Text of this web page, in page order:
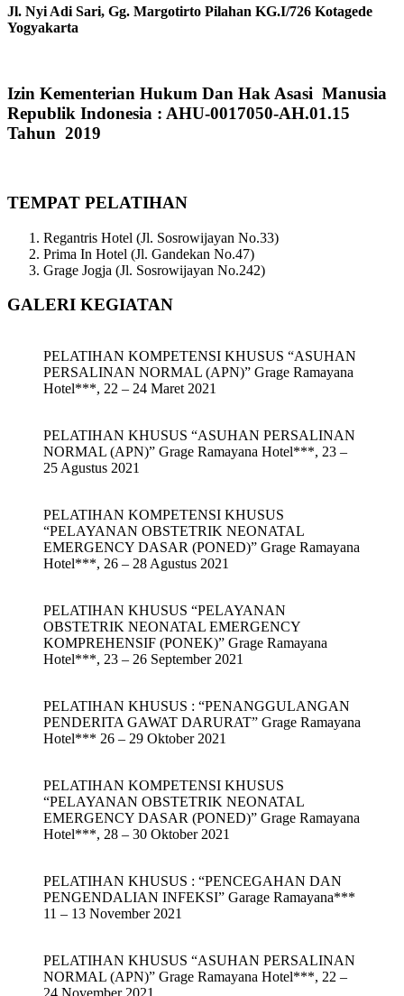
Jl. Nyi Adi Sari, Gg. Margotirto Pilahan KG.I/726 Kotagede
Yogyakarta
Izin Kementerian Hukum Dan Hak Asasi Manusia
Republik Indonesia : AHU-0017050-AH.01.15
Tahun 2019
TEMPAT PELATIHAN
Regantris Hotel (Jl. Sosrowijayan No.33)
Prima In Hotel (Jl. Gandekan No.47)
Grage Jogja (Jl. Sosrowijayan No.242)
GALERI KEGIATAN
PELATIHAN KOMPETENSI KHUSUS “ASUHAN
PERSALINAN NORMAL (APN)” Grage Ramayana
Hotel***, 22 – 24 Maret 2021
PELATIHAN KHUSUS “ASUHAN PERSALINAN
NORMAL (APN)” Grage Ramayana Hotel***, 23 –
25 Agustus 2021
PELATIHAN KOMPETENSI KHUSUS
“PELAYANAN OBSTETRIK NEONATAL
EMERGENCY DASAR (PONED)” Grage Ramayana
Hotel***, 26 – 28 Agustus 2021
PELATIHAN KHUSUS “PELAYANAN
OBSTETRIK NEONATAL EMERGENCY
KOMPREHENSIF (PONEK)” Grage Ramayana
Hotel***, 23 – 26 September 2021
PELATIHAN KHUSUS : “PENANGGULANGAN
PENDERITA GAWAT DARURAT” Grage Ramayana
Hotel*** 26 – 29 Oktober 2021
PELATIHAN KOMPETENSI KHUSUS
“PELAYANAN OBSTETRIK NEONATAL
EMERGENCY DASAR (PONED)” Grage Ramayana
Hotel***, 28 – 30 Oktober 2021
PELATIHAN KHUSUS : “PENCEGAHAN DAN
PENGENDALIAN INFEKSI” Garage Ramayana***
11 – 13 November 2021
PELATIHAN KHUSUS “ASUHAN PERSALINAN
NORMAL (APN)” Grage Ramayana Hotel***, 22 –